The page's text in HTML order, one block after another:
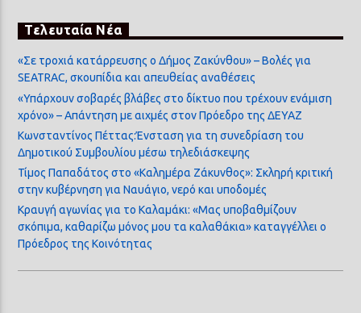
Τελευταία Νέα
«Σε τροχιά κατάρρευσης ο Δήμος Ζακύνθου» – Βολές για
SEATRAC, σκουπίδια και απευθείας αναθέσεις
«Υπάρχουν σοβαρές βλάβες στο δίκτυο που τρέχουν ενάμιση
χρόνο» – Απάντηση με αιχμές στον Πρόεδρο της ΔΕΥΑΖ
Κωνσταντίνος Πέττας:Ένσταση για τη συνεδρίαση του
Δημοτικού Συμβουλίου μέσω τηλεδιάσκεψης
Τίμος Παπαδάτος στο «Καλημέρα Ζάκυνθος»: Σκληρή κριτική
στην κυβέρνηση για Ναυάγιο, νερό και υποδομές
Κραυγή αγωνίας για το Καλαμάκι: «Μας υποβαθμίζουν
σκόπιμα, καθαρίζω μόνος μου τα καλαθάκια» καταγγέλλει ο
Πρόεδρος της Κοινότητας